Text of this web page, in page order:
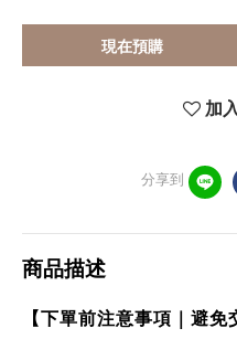
現在預購
加
分享到
商品描述
【下單前注意事項｜避免